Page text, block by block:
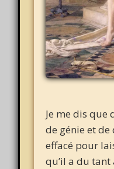
Je me dis que
de génie et de
effacé pour
qu’il a du tant